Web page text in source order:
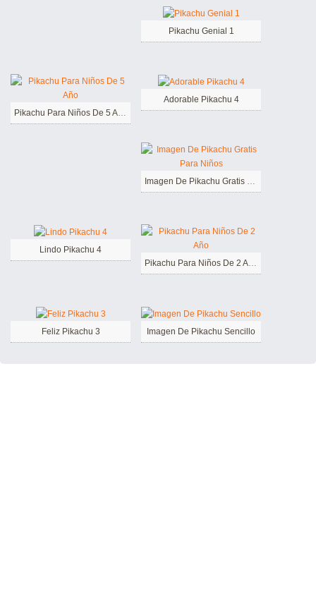
Pikachu Genial 1
Pikachu Para Niños De 5 Año
Adorable Pikachu 4
Imagen De Pikachu Gratis Para Niños
Lindo Pikachu 4
Pikachu Para Niños De 2 Año
Feliz Pikachu 3 Imagen De Pikachu Sencillo